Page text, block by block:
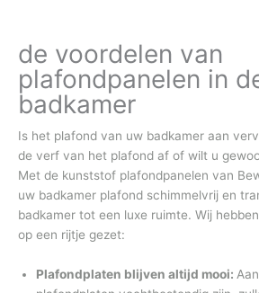
de voordelen van
plafondpanelen in
badkamer
Is het plafond van uw badkamer aan
de verf van het plafond af of wilt u
Met de kunststof plafondpanelen van
uw badkamer plafond schimmelvrij en
badkamer tot een luxe ruimte. Wij
op een rijtje gezet:
Plafondplaten blijven altijd mooi: